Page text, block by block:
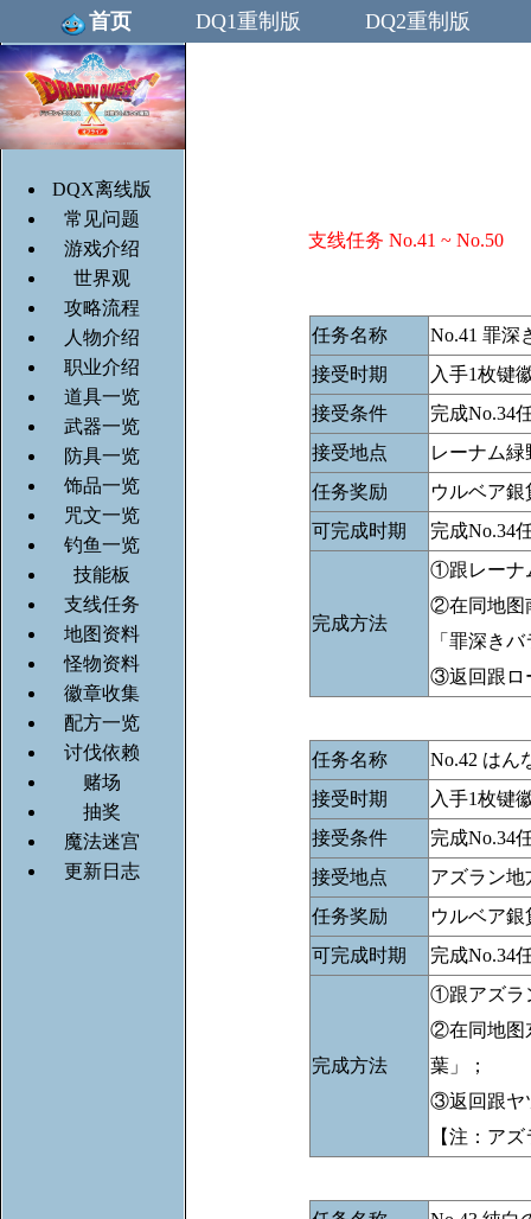
首页 DQ1重制版 DQ2重制版
DQX离线版
常见问题
游戏介绍
世界观
攻略流程
人物介绍
职业介绍
道具一览
武器一览
防具一览
饰品一览
咒文一览
钓鱼一览
技能板
支线任务
地图资料
怪物资料
徽章收集
配方一览
讨伐依赖
赌场
抽奖
魔法迷宫
更新日志
支线任务 No.41 ~ No.50
任务名称
No.41 罪深
接受时期
入手1枚键
接受条件
完成No.34
接受地点
レーナム
任务奖励
ウルベア
可完成时期
完成No.34
完成方法
①跟レーナ
②在同地图
「罪深き
③返回跟ロ
任务名称
No.42 はん
接受时期
入手1枚键
接受条件
完成No.34
接受地点
アズラン地
任务奖励
ウルベア
可完成时期
完成No.34
完成方法
①跟アズラ
②在同地图
葉」；
③返回跟ヤ
【注：ア